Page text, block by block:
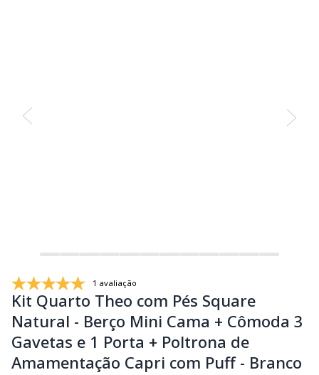
1 avaliação
Kit Quarto Theo com Pés Square
Natural - Berço Mini Cama + Cômoda 3
Gavetas e 1 Porta + Poltrona de
Amamentação Capri com Puff - Branco